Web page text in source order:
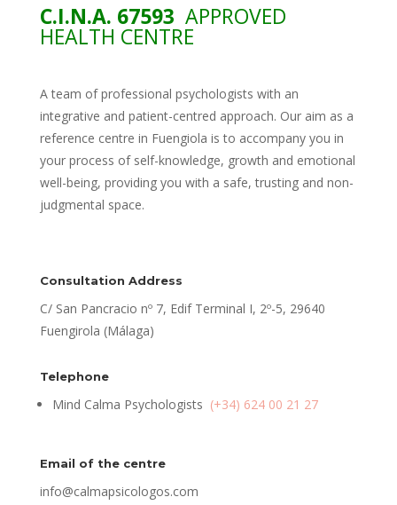
C.I.N.A. 67593 APPROVED
HEALTH CENTRE
A team of professional psychologists with an
integrative and patient-centred approach. Our aim as a
reference centre in Fuengiola is to accompany you in
your process of self-knowledge, growth and emotional
well-being, providing you with a safe, trusting and non-
judgmental space.
Consultation Address
C/ San Pancracio nº 7, Edif Terminal I, 2º-5, 29640
Fuengirola (Málaga)
Telephone
Mind Calma Psychologists (+34) 624 00 21 27
Email of the centre
info@calmapsicologos.com